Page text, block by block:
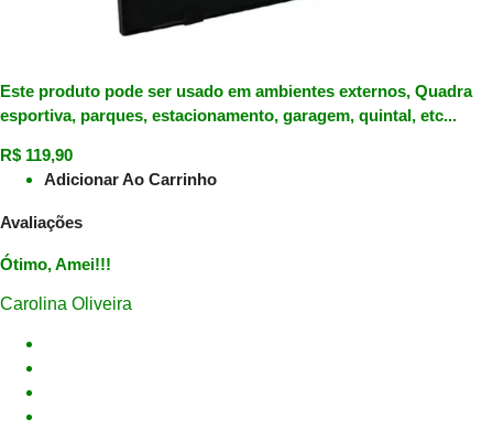
Este produto pode ser usado em ambientes externos, Quadra
esportiva, parques, estacionamento, garagem, quintal, etc...
R$ 119,90
Adicionar Ao Carrinho
Avaliações
Ótimo, Amei!!!
Carolina Oliveira